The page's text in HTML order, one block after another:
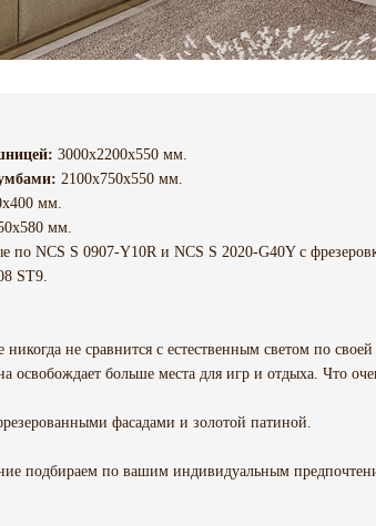
3000х2200х550 мм.
2100х750х550 мм.
мм.
мм.
NCS S 0907-Y10R и NCS S 2020-G40Y с
ST9.
не сравнится с естественным светом по
освобождает больше места для игр и отдыха. Что
фасадами и золотой патиной.
подбираем по вашим индивидуальным